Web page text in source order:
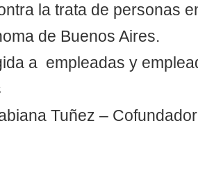
la trata de personas
de Buenos Aires.
a empleadas y
Tuñez –